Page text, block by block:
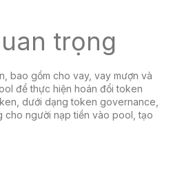
trọng
bao gồm cho vay, vay mượn và
để thực hiện hoán đổi token
dưới dạngtoken governance
cho người nạp tiền vào pool, tạo